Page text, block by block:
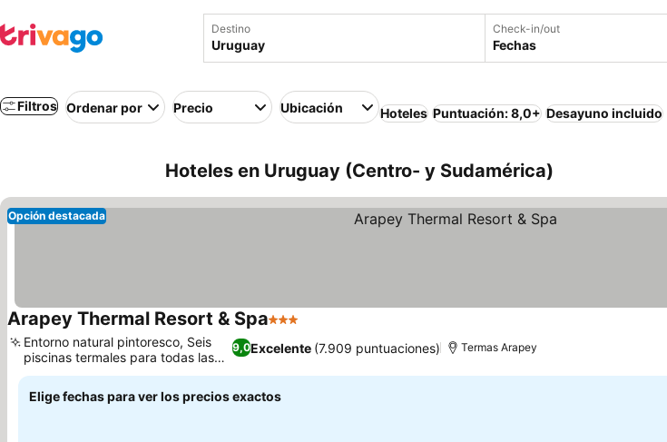
Destino Check-in/out
Fechas
Filtros Ordenar por Precio Ubicación Hoteles Puntuación: 8,0+ Desayuno incluido
Hoteles en Uruguay (Centro- y Sudamérica)
Opción destacada
Arapey Thermal Resort & Spa3 Estrellas
9,0Excelente (7.909 puntuaciones)
Entorno natural pintoresco, Seis
piscinas termales para todas las
edades
Termas Arapey
Elige fechas para ver los precios exactos